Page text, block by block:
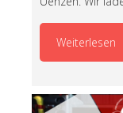
Weiterlesen